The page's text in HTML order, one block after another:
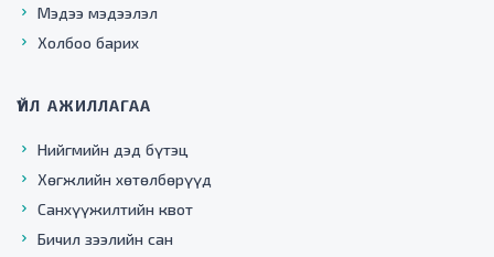
Мэдээ мэдээлэл
Холбоо барих
ҮЙЛ АЖИЛЛАГАА
Нийгмийн дэд бүтэц
Хөгжлийн хөтөлбөрүүд
Санхүүжилтийн квот
Бичил зээлийн сан